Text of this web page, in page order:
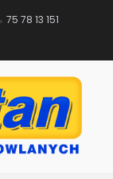
75 78 13 151